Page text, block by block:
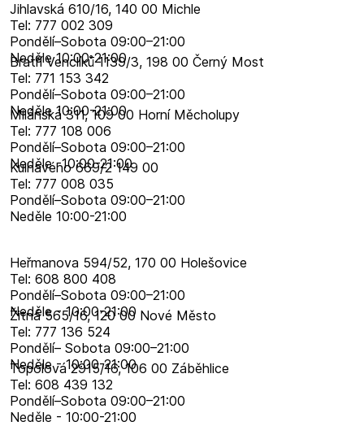
Jihlavská 610/16, 140 00 Michle
Tel: 777 002 309
Pondělí–​Sobota 09:00–​21:00
Neděle 10:00-21:00
Bratří Venclíků 1139/3, 198 00 Černý Most
Tel: 771 153 342
Pondělí–​Sobota 09:00–​21:00
Neděle 10:00-21:00
Milánská 311, 109 00 Horní Měcholupy
Tel: 777 108 006
Pondělí–​Sobota 09:00–​21:00
Neděle -10:00-21:00
Kulhavého 669/2 149 00
Tel: 777 008 035
Pondělí–​Sobota 09:00–​21:00
Neděle 10:00-21:00
Heřmanova 594/52, 170 00 Holešovice
Tel: 608 800 408
Pondělí–​Sobota 09:00–​21:00
Neděle - 10:00-21:00
Žitná 565/16, 120 00 Nové Město
Tel: 777 136 524
Pondělí– Sobota 09:00–21:00
Neděle - 10:00-21:00
Topolová 2915/16, 106 00 Záběhlice
Tel: 608 439 132
Pondělí–​Sobota 09:00–​21:00
Neděle - 10:00-21:00